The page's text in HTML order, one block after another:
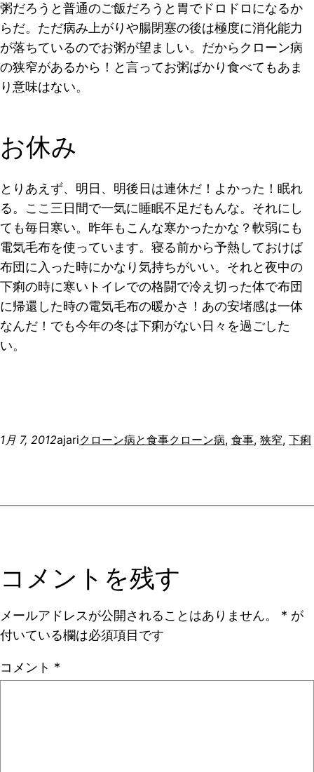
粥だろうと普通のご飯だろうと胃でドロドロになるか
らだ。ただ病み上がりや腸閉塞の後は極度に消化能力
が落ちているのでお粥が望ましい。だからクローン病
の狭窄があるから！と言ってお粥ばかり食べてもあま
り意味はない。
お休み
とりあえず、明日、明後日は連休だ！よかった！眠れ
る。ここ三日間で一気に睡眠不足だもんな。それにし
ても毎日寒い。昨年もこんな寒かったかな？軟弱にも
電気毛布を使っています。寝る前から予熱しておけば
布団に入った時にかなり気持ちがいい。それと夜中の
下痢の時に寒いトイレでの格闘で冷え切った体で布団
に帰還した時の電気毛布の暖かさ！あの安堵感は一体
なんだ！でも今年の冬は下痢がない日々を過ごした
い。
1月 7, 2012ajariクローン病と食事クローン病, 食事, 狭窄, 下痢
コメントを残す
メールアドレスが公開されることはありません。 * が
付いている欄は必須項目です
コメント *